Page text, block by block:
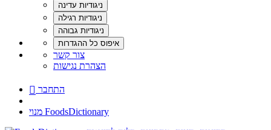
צור קשר
הצהרת נגישות
 התחבר
מנוי FoodsDictionary